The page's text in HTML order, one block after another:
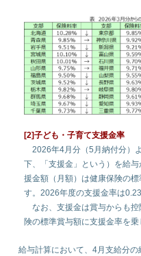
[2]子ども・子育て支援金率
2026年4月分（5月納付分）
下、「支援金」という）を給
援金額（月額）は健康保険の
す。2026年度の支援金率は0.23
なお、支援金は賞与からも控
険の標準賞与額に支援金率を乗
給与計算において、4月支給分の